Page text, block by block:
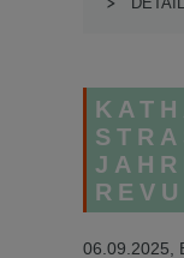
EVUE
06.09.2025,